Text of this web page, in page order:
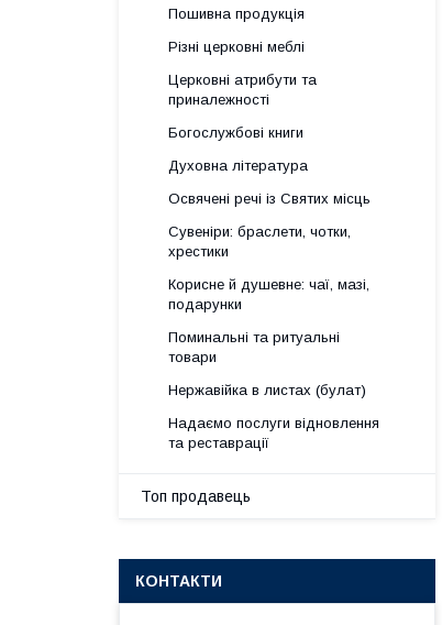
Пошивна продукція
Різні церковні меблі
Церковні атрибути та
приналежності
Богослужбові книги
Духовна література
Освячені речі із Святих місць
Сувеніри: браслети, чотки,
хрестики
Корисне й душевне: чаї, мазі,
подарунки
Поминальні та ритуальні
товари
Нержавійка в листах (булат)
Надаємо послуги відновлення
та реставрації
Топ продавець
КОНТАКТИ